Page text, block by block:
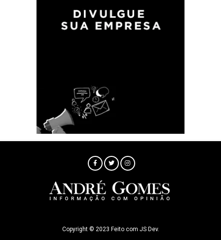
Copyright © 2023 Feito com JS Dev.